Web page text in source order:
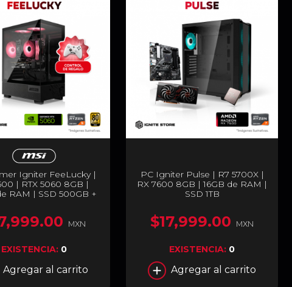
Igniter FeeLucky |
| RTX 5060 8GB |
RAM | SSD 500GB +
MXN
EXISTENCIA: 0
Agregar al carrito
PC Igniter Pulse | R7 5700X |
RX 7600 8GB | 16GB de RAM |
SSD 1TB
$17,999.00 MXN
EXISTENCIA: 0
Agregar al carrito